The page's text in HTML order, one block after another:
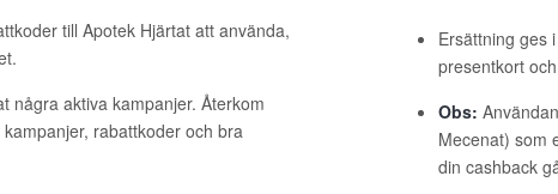
till Apotek Hjärtat att använda,
några aktiva kampanjer. Återkom
rabattkoder och bra
Ersättning ges
presentkort
Obs:
Mecenat) som
din cashback